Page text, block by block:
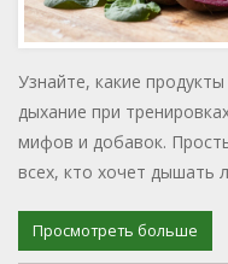
Узнайте, какие
дыхание при
мифов и добавок.
всех, кто хочет дышать
Просмотреть больше